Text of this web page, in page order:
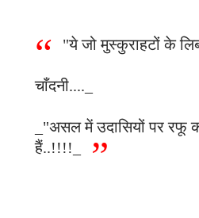
"ये जो मुस्कुराहटों के
चाँदनी...._
_"असल में उदासियों पर
हैं..!!!!_